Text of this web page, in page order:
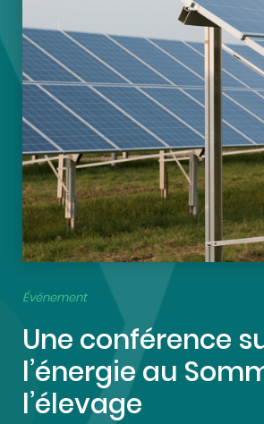
Événement
Une conférence
l’énergie au
l’élevage